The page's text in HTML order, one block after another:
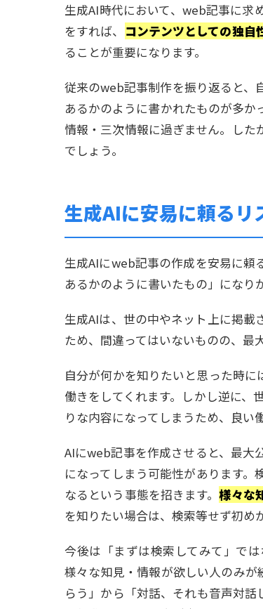
生成AI時代において、web記事に求
をすれば、
コンテンツとしての独自
ることが重要になります。
従来のweb記事制作を振り返ると、
あるかのように書かれたものが多
情報・三次情報に過ぎません。し
でしょう。
生成AIに安易に頼るリ
生成AIにweb記事の作成を安易に頼
あるかのように書いたもの」になり
生成AIは、世の中やネット上に掲載
ため、間違ってはいないものの、最
自分が何かを知りたいと思った時
働きをしてくれます。しかし逆に
りな内容になってしまうため、良い
AIにweb記事を作成させると、最大
になってしまう可能性があります。
なるという事態を招きます。様々な
を知りたい場合は、検索等せず初め
今後は「まずは検索してみて」で
様々な知見・情報が欲しい人のみが
らう」から「対話、それも音声対